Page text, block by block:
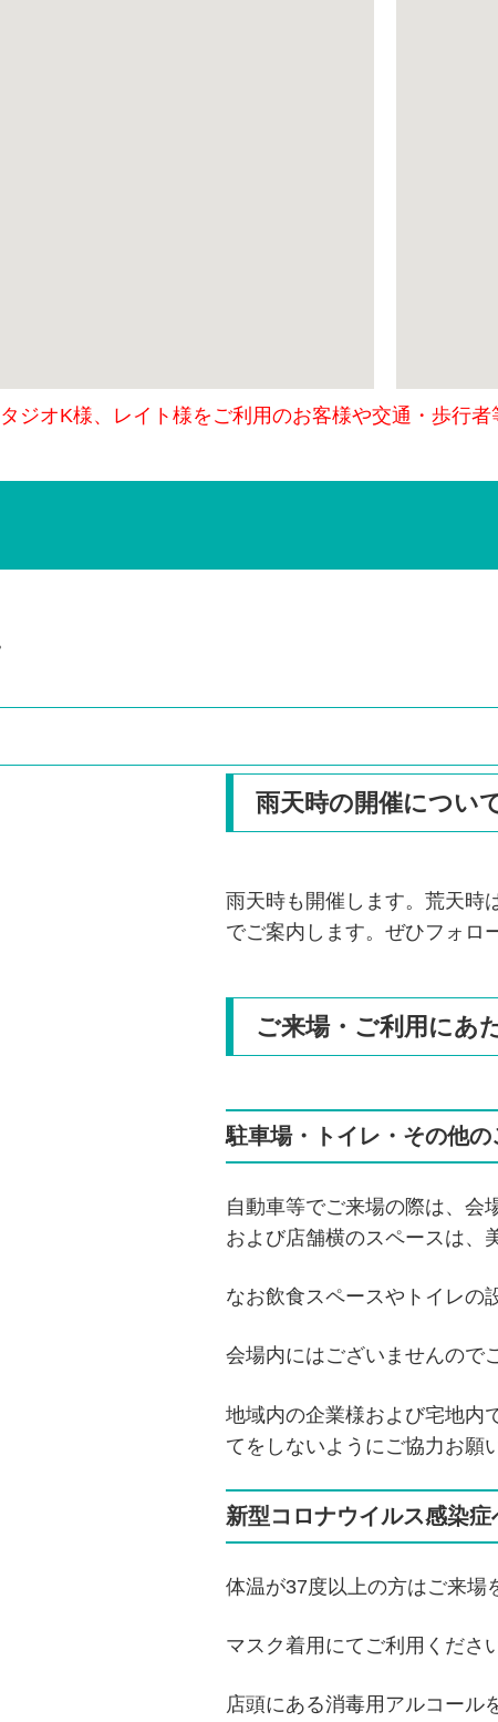
ジオK様、レイト様をご利用のお客様や交通・歩行者
雨天時の開催につい
雨天時も開催します。荒天時
でご案内します。ぜひフォロ
ご来場・ご利用にあ
駐車場・トイレ・その他の
自動車等でご来場の際は、会
および店舗横のスペースは、
なお飲食スペースやトイレの
会場内にはございませんので
地域内の企業様および宅地内
てをしないようにご協力お願
新型コロナウイルス感染
体温が37度以上の方はご来場
マスク着用にてご利用くださ
店頭にある消毒用アルコール